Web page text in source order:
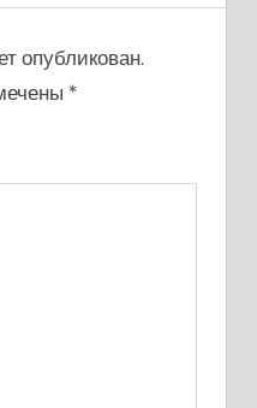
опубликован.
*